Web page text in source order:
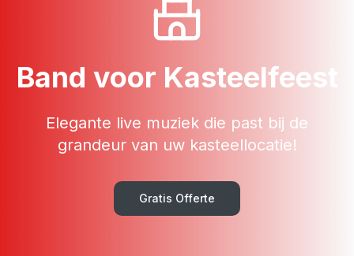
Band voor Kasteelfeest
Elegante live muziek die past bij de
grandeur van uw kasteellocatie!
Gratis Offerte